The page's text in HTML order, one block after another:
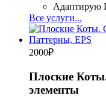
Адаптирую
Все услуги...
2000₽
Плоские
элементы